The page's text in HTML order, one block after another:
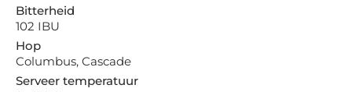
Bitterheid
102 IBU
Hop
Columbus, Cascade
Serveer temperatuur